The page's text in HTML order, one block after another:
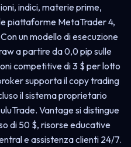
indici, materie prime,
piattaforme MetaTrader 4,
un modello di esecuzione
a partire da 0,0 pip sulle
competitive di 3 $ per lotto
supporta il copy trading
il sistema proprietario
Vantage si distingue
di 50 $, risorse educative
e assistenza clienti 24/7.